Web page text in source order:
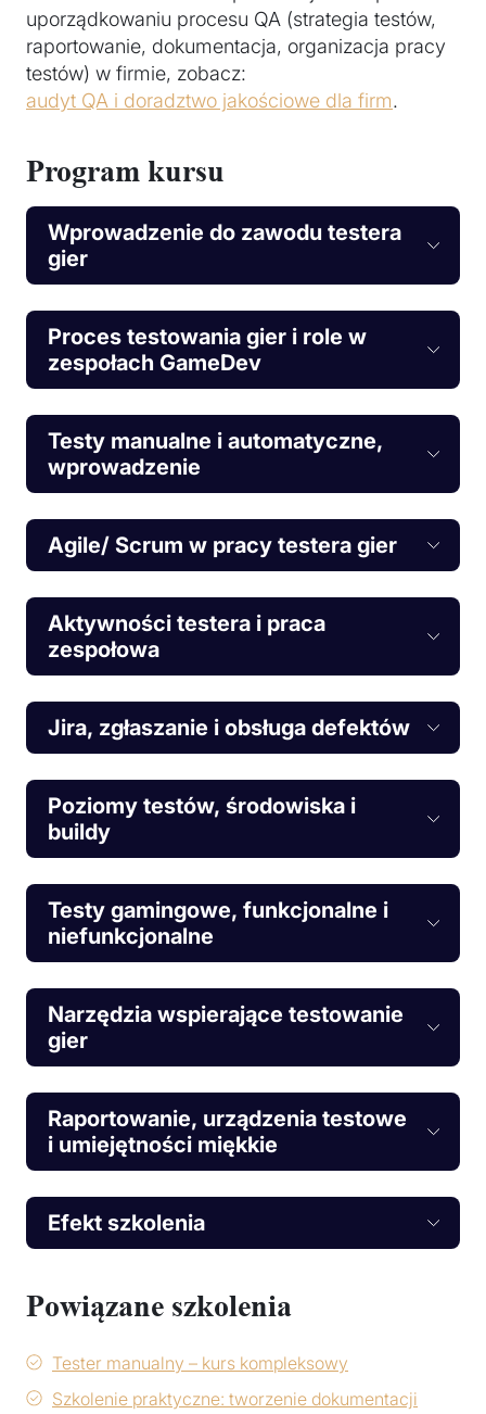
uporządkowaniu procesu QA (strategia testów,
raportowanie, dokumentacja, organizacja pracy
testów) w firmie, zobacz:
audyt QA i doradztwo jakościowe dla firm.
Program kursu
Wprowadzenie do zawodu testera
gier
Proces testowania gier i role w
zespołach GameDev
Testy manualne i automatyczne,
wprowadzenie
Agile/ Scrum w pracy testera gier
Aktywności testera i praca
zespołowa
Jira, zgłaszanie i obsługa defektów
Poziomy testów, środowiska i
buildy
Testy gamingowe, funkcjonalne i
niefunkcjonalne
Narzędzia wspierające testowanie
gier
Raportowanie, urządzenia testowe
i umiejętności miękkie
Efekt szkolenia
Powiązane szkolenia
Tester manualny – kurs kompleksowy
Szkolenie praktyczne: tworzenie dokumentacji